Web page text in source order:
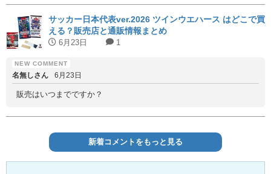
サッカー日本代表ver.2026 ツインウエハース はどこで買
える？販売店と通販情報まとめ
6月23日 1
名無しさん 6月23日
販売はいつまでですか？
新着コメントをもっと見る